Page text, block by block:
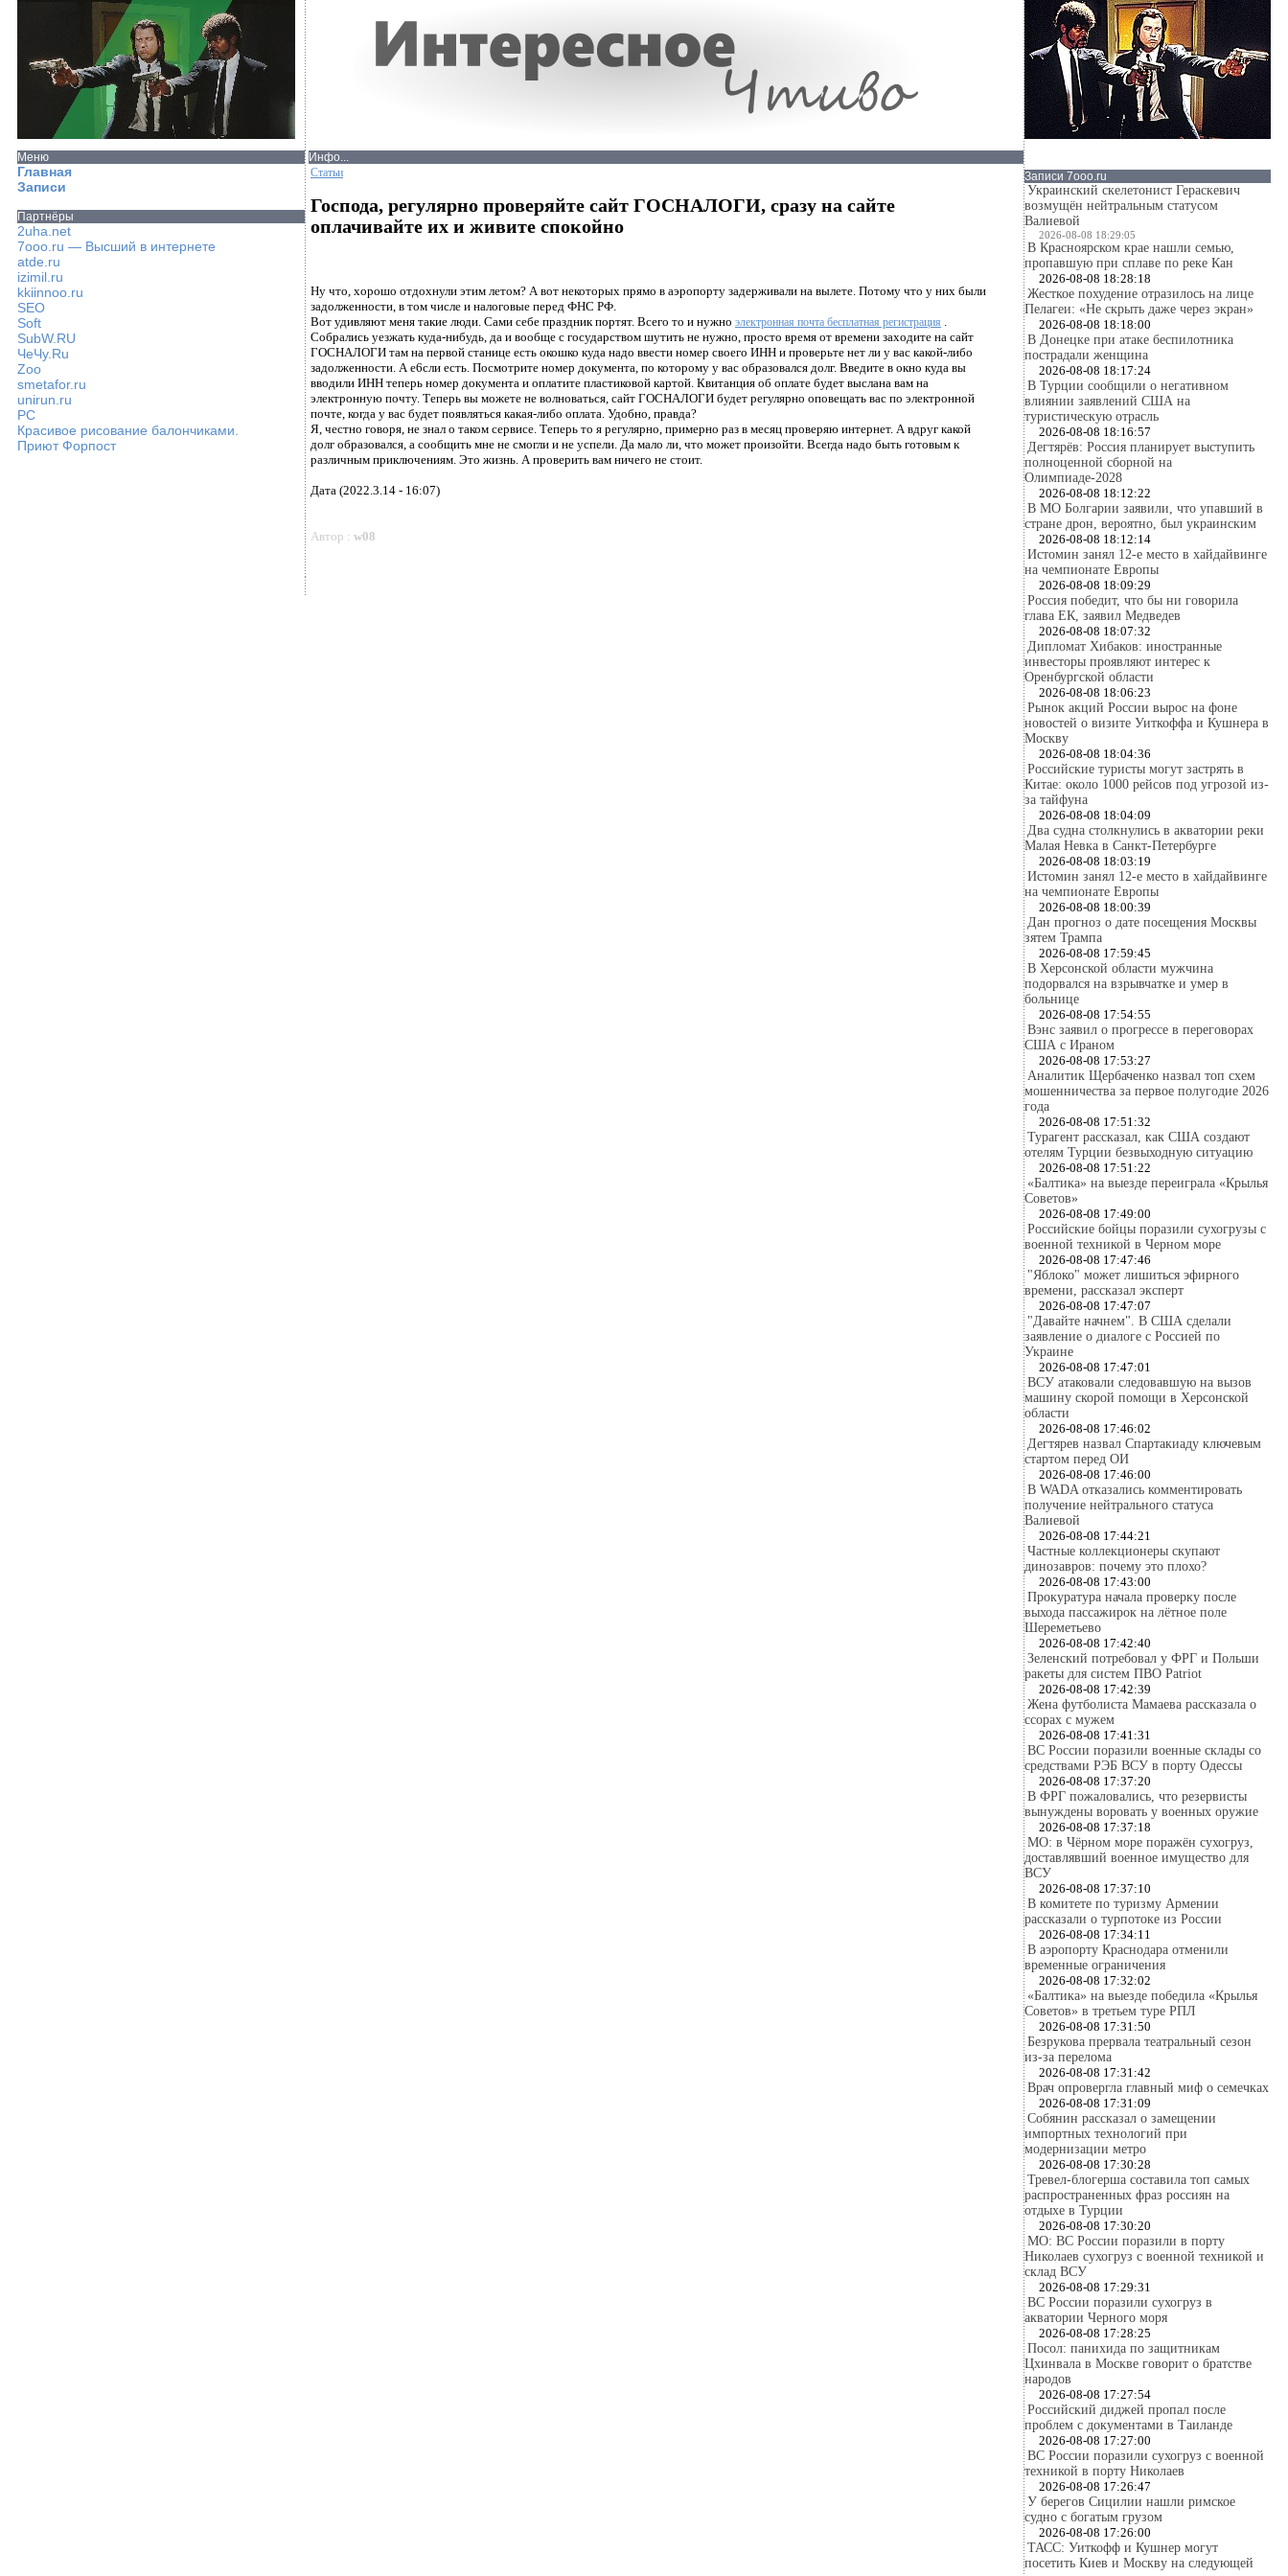
Меню
Главная
Записи
Партнёры
2uha.net
7ooo.ru — Высший в интернете
atde.ru
izimil.ru
kkiinnoo.ru
SEO
Soft
SubW.RU
ЧеЧу.Ru
Zoo
smetafor.ru
unirun.ru
PC
Красивое рисование балончиками.
Приют Форпост
Инфо...
Статьи
Господа, регулярно проверяйте сайт ГОСНАЛОГИ, сразу на сайте
оплачивайте их и живите спокойно
Ну что, хорошо отдохнули этим летом? А вот некоторых прямо в аэропорту задерживали на вылете. Потому что у них были
задолженности, в том числе и налоговые перед ФНС РФ.
Вот удивляют меня такие люди. Сами себе праздник портят. Всего то и нужно электронная почта бесплатная регистрация .
Собрались уезжать куда-нибудь, да и вообще с государством шутить не нужно, просто время от времени заходите на сайт
ГОСНАЛОГИ там на первой станице есть окошко куда надо ввести номер своего ИНН и проверьте нет ли у вас какой-либо
задолженности. А е6сли есть. Посмотрите номер документа, по которому у вас образовался долг. Введите в окно куда вы
вводили ИНН теперь номер документа и оплатите пластиковой картой. Квитанция об оплате будет выслана вам на
электронную почту. Теперь вы можете не волноваться, сайт ГОСНАЛОГИ будет регулярно оповещать вас по электронной
почте, когда у вас будет появляться какая-либо оплата. Удобно, правда?
Я, честно говоря, не знал о таком сервисе. Теперь то я регулярно, примерно раз в месяц проверяю интернет. А вдруг какой
долг образовался, а сообщить мне не смогли и не успели. Да мало ли, что может произойти. Всегда надо быть готовым к
различным приключениям. Это жизнь. А проверить вам ничего не стоит.
Дата (2022.3.14 - 16:07)
Автор : w08
Записи 7ooo.ru
Украинский скелетонист Гераскевич
возмущён нейтральным статусом
Валиевой
2026-08-08 18:29:05
В Красноярском крае нашли семью,
пропавшую при сплаве по реке Кан
2026-08-08 18:28:18
Жесткое похудение отразилось на лице
Пелагеи: «Не скрыть даже через экран»
2026-08-08 18:18:00
В Донецке при атаке беспилотника
пострадали женщина
2026-08-08 18:17:24
В Турции сообщили о негативном
влиянии заявлений США на
туристическую отрасль
2026-08-08 18:16:57
Дегтярёв: Россия планирует выступить
полноценной сборной на
Олимпиаде-2028
2026-08-08 18:12:22
В МО Болгарии заявили, что упавший в
стране дрон, вероятно, был украинским
2026-08-08 18:12:14
Истомин занял 12-е место в хайдайвинге
на чемпионате Европы
2026-08-08 18:09:29
Россия победит, что бы ни говорила
глава ЕК, заявил Медведев
2026-08-08 18:07:32
Дипломат Хибаков: иностранные
инвесторы проявляют интерес к
Оренбургской области
2026-08-08 18:06:23
Рынок акций России вырос на фоне
новостей о визите Уиткоффа и Кушнера в
Москву
2026-08-08 18:04:36
Российские туристы могут застрять в
Китае: около 1000 рейсов под угрозой из-
за тайфуна
2026-08-08 18:04:09
Два судна столкнулись в акватории реки
Малая Невка в Санкт-Петербурге
2026-08-08 18:03:19
Истомин занял 12-е место в хайдайвинге
на чемпионате Европы
2026-08-08 18:00:39
Дан прогноз о дате посещения Москвы
зятем Трампа
2026-08-08 17:59:45
В Херсонской области мужчина
подорвался на взрывчатке и умер в
больнице
2026-08-08 17:54:55
Вэнс заявил о прогрессе в переговорах
США с Ираном
2026-08-08 17:53:27
Аналитик Щербаченко назвал топ схем
мошенничества за первое полугодие 2026
года
2026-08-08 17:51:32
Турагент рассказал, как США создают
отелям Турции безвыходную ситуацию
2026-08-08 17:51:22
«Балтика» на выезде переиграла «Крылья
Советов»
2026-08-08 17:49:00
Российские бойцы поразили сухогрузы с
военной техникой в Черном море
2026-08-08 17:47:46
"Яблоко" может лишиться эфирного
времени, рассказал эксперт
2026-08-08 17:47:07
"Давайте начнем". В США сделали
заявление о диалоге с Россией по
Украине
2026-08-08 17:47:01
ВСУ атаковали следовавшую на вызов
машину скорой помощи в Херсонской
области
2026-08-08 17:46:02
Дегтярев назвал Спартакиаду ключевым
стартом перед ОИ
2026-08-08 17:46:00
В WADA отказались комментировать
получение нейтрального статуса
Валиевой
2026-08-08 17:44:21
Частные коллекционеры скупают
динозавров: почему это плохо?
2026-08-08 17:43:00
Прокуратура начала проверку после
выхода пассажирок на лётное поле
Шереметьево
2026-08-08 17:42:40
Зеленский потребовал у ФРГ и Польши
ракеты для систем ПВО Patriot
2026-08-08 17:42:39
Жена футболиста Мамаева рассказала о
ссорах с мужем
2026-08-08 17:41:31
ВС России поразили военные склады со
средствами РЭБ ВСУ в порту Одессы
2026-08-08 17:37:20
В ФРГ пожаловались, что резервисты
вынуждены воровать у военных оружие
2026-08-08 17:37:18
МО: в Чёрном море поражён сухогруз,
доставлявший военное имущество для
ВСУ
2026-08-08 17:37:10
В комитете по туризму Армении
рассказали о турпотоке из России
2026-08-08 17:34:11
В аэропорту Краснодара отменили
временные ограничения
2026-08-08 17:32:02
«Балтика» на выезде победила «Крылья
Советов» в третьем туре РПЛ
2026-08-08 17:31:50
Безрукова прервала театральный сезон
из-за перелома
2026-08-08 17:31:42
Врач опровергла главный миф о семечках
2026-08-08 17:31:09
Собянин рассказал о замещении
импортных технологий при
модернизации метро
2026-08-08 17:30:28
Тревел-блогерша составила топ самых
распространенных фраз россиян на
отдыхе в Турции
2026-08-08 17:30:20
МО: ВС России поразили в порту
Николаев сухогруз с военной техникой и
склад ВСУ
2026-08-08 17:29:31
ВС России поразили сухогруз в
акватории Черного моря
2026-08-08 17:28:25
Посол: панихида по защитникам
Цхинвала в Москве говорит о братстве
народов
2026-08-08 17:27:54
Российский диджей пропал после
проблем с документами в Таиланде
2026-08-08 17:27:00
ВС России поразили сухогруз с военной
техникой в порту Николаев
2026-08-08 17:26:47
У берегов Сицилии нашли римское
судно с богатым грузом
2026-08-08 17:26:00
ТАСС: Уиткофф и Кушнер могут
посетить Киев и Москву на следующей